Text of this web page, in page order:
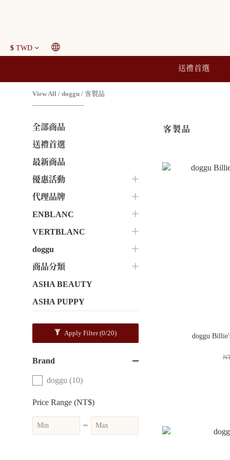
$ TWD
送禮首選
View All / doggu / 客製品
全部商品
送禮首選
最新商品
優惠活動
代理品牌
ENBLANC
VERTBLANC
doggu
商品分類
ASHA BEAUTY
ASHA PUPPY
Apply Filter(0/20)
Brand
doggu (10)
Price Range (NT$)
~
客製品
doggu